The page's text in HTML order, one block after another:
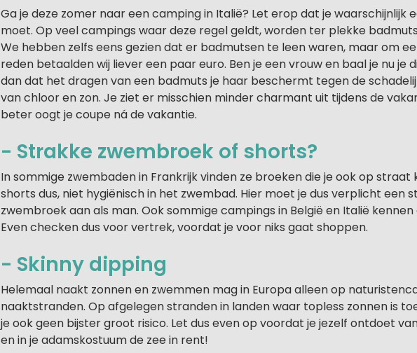
Ga je deze zomer naar een camping in Italië? Let erop dat je waarschijnlijk
moet. Op veel campings waar deze regel geldt, worden ter plekke
We hebben zelfs eens gezien dat er badmutsen te leen waren, maar om
reden betaalden wij liever een paar euro. Ben je een vrouw en baal je nu je
dan dat het dragen van een badmuts je haar beschermt tegen de
van chloor en zon. Je ziet er misschien minder charmant uit tijdens de
beter oogt je coupe ná de vakantie.
- Strakke zwembroek of shorts?
In sommige zwembaden in Frankrijk vinden ze broeken die je ook op straat
shorts dus, niet hygiënisch in het zwembad. Hier moet je dus verplicht een
zwembroek aan als man. Ook sommige campings in België en Italië kennen
Even checken dus voor vertrek, voordat je voor niks gaat shoppen.
- Skinny dipping
Helemaal naakt zonnen en zwemmen mag in Europa alleen op
naaktstranden. Op afgelegen stranden in landen waar topless zonnen is
je ook geen bijster groot risico. Let dus even op voordat je jezelf ontdoet
en in je adamskostuum de zee in rent!